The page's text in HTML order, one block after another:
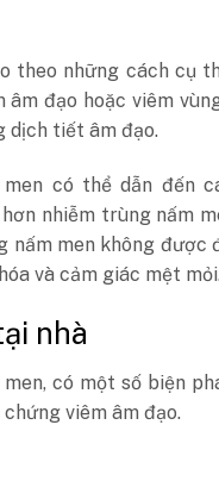
theo những cách cụ
âm đạo hoặc viêm
dịch tiết âm đạo.
có thể dẫn đến
nhiễm trùng nấm
nấm men không được
và cảm giác mệt
nhà
có một số biện
viêm âm đạo.